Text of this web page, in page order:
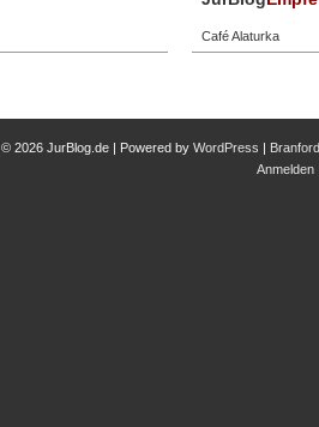
Café Alaturka
© 2026 JurBlog.de | Powered by WordPress |
Anmelden|